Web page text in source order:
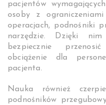
pacjentów
osoby z
operacjach, podnośniki
narzędzie. Dzięki
bezpiecznie
obciążenie dla
pacjenta.
Nauka również
podnośników